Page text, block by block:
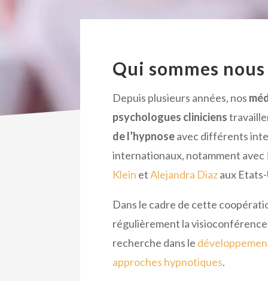
Qui sommes nous
Depuis plusieurs années, nos
psychologues cliniciens
de l’hypnoseavec différents
internationaux, notamment avec
Klein etAlejandra Diazaux
Dans le cadre de cette
régulièrement la
recherche dans le
approches hypnotiques.